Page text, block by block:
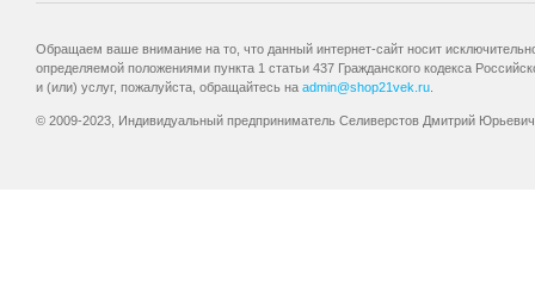
Обращаем ваше внимание на то, что данный интернет-сайт носит
определяемой положениями пункта 1 статьи 437 Гражданского кодекса
и (или) услуг, пожалуйста, обращайтесь на admin@shop21vek.ru
© 2009-2023, Индивидуальный предприниматель Селиверстов Дмитрий Юрьевич